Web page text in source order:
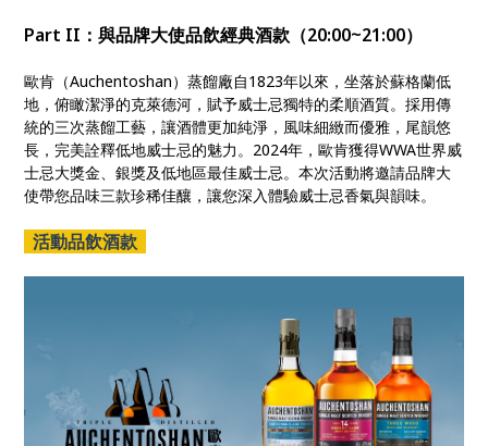
Part II ：與品牌大使品飲經典酒款（20:00~21:00）
歐肯（Auchentoshan）蒸餾廠自1823年以來，坐落於蘇格蘭低
地，俯瞰潔淨的克萊德河，賦予威士忌獨特的柔順酒質。採用傳
統的三次蒸餾工藝，讓酒體更加純淨，風味細緻而優雅，尾韻悠
長，完美詮釋低地威士忌的魅力。2024年，歐肯獲得WWA世界威
士忌大獎金、銀獎及低地區最佳威士忌。本次活動將邀請品牌大
使帶您品味三款珍稀佳釀，讓您深入體驗威士忌香氣與韻味。
活動品飲酒款